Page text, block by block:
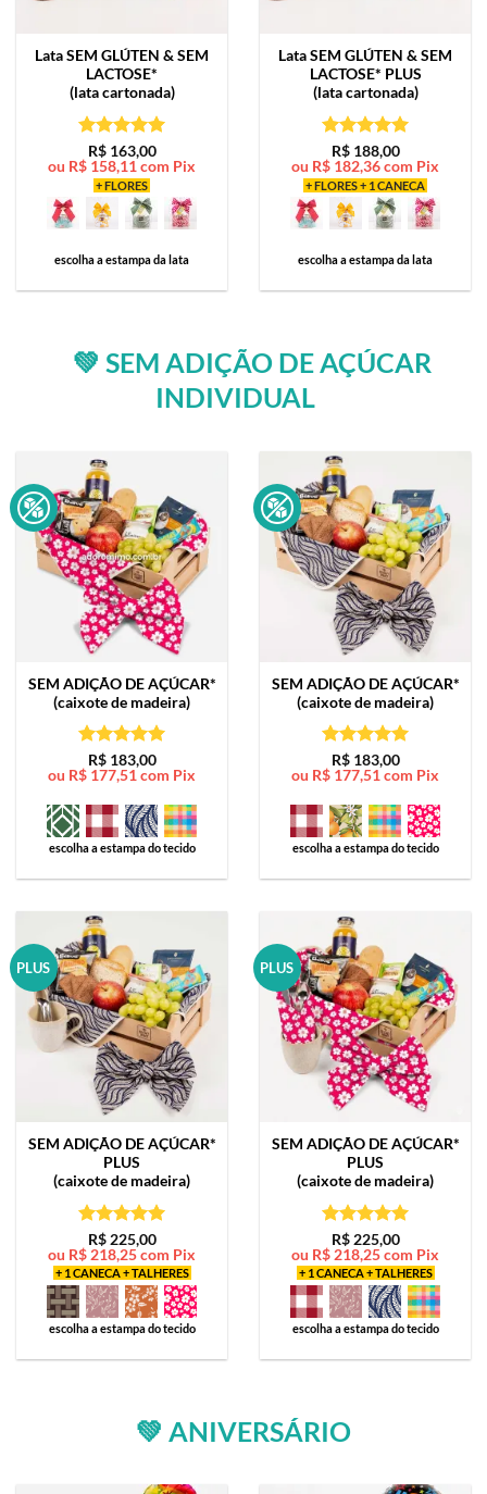
LataSEM GLÚTEN & SEM
LACTOSE*
(lata cartonada)
Avaliação5
de 5
R$163,00
ou R$ 158,11 com Pix
+ FLORES
escolha a estampa da lata
LataSEM GLÚTEN & SEM
LACTOSE* PLUS
(lata cartonada)
Avaliação5
de 5
R$188,00
ou R$ 182,36com Pix
+ FLORES + 1 CANECA
escolha a estampa da lata
💚 SEM ADIÇÃO DE AÇÚCAR
INDIVIDUAL
SEM ADIÇÃO DE AÇÚCAR*
(caixote de madeira)
Avaliação5
de 5
R$183,00
ou R$ 177,51com Pix
escolha a estampa do tecido
SEM ADIÇÃO DE AÇÚCAR*
(caixote de madeira)
Avaliação5
de 5
R$183,00
ou R$ 177,51com Pix
escolha a estampa do tecido
PLUS
SEM ADIÇÃO DE AÇÚCAR*
PLUS
(caixote de madeira)
Avaliação5
de 5
R$225,00
ou R$ 218,25com Pix
+ 1 CANECA + TALHERES
escolha a estampa do tecido
PLUS
SEM ADIÇÃO DE AÇÚCAR*
PLUS
(caixote de madeira)
Avaliação5
de 5
R$225,00
ou R$ 218,25com Pix
+ 1 CANECA + TALHERES
escolha a estampa do tecido
💚 ANIVERSÁRIO